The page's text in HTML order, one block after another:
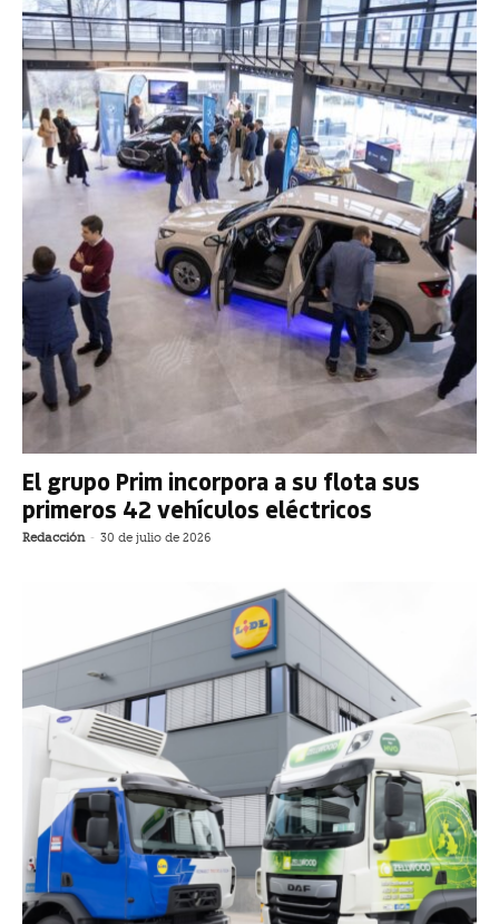
El grupo Prim incorpora a su flota sus
primeros 42 vehículos eléctricos
Redacción - 30 de julio de 2026